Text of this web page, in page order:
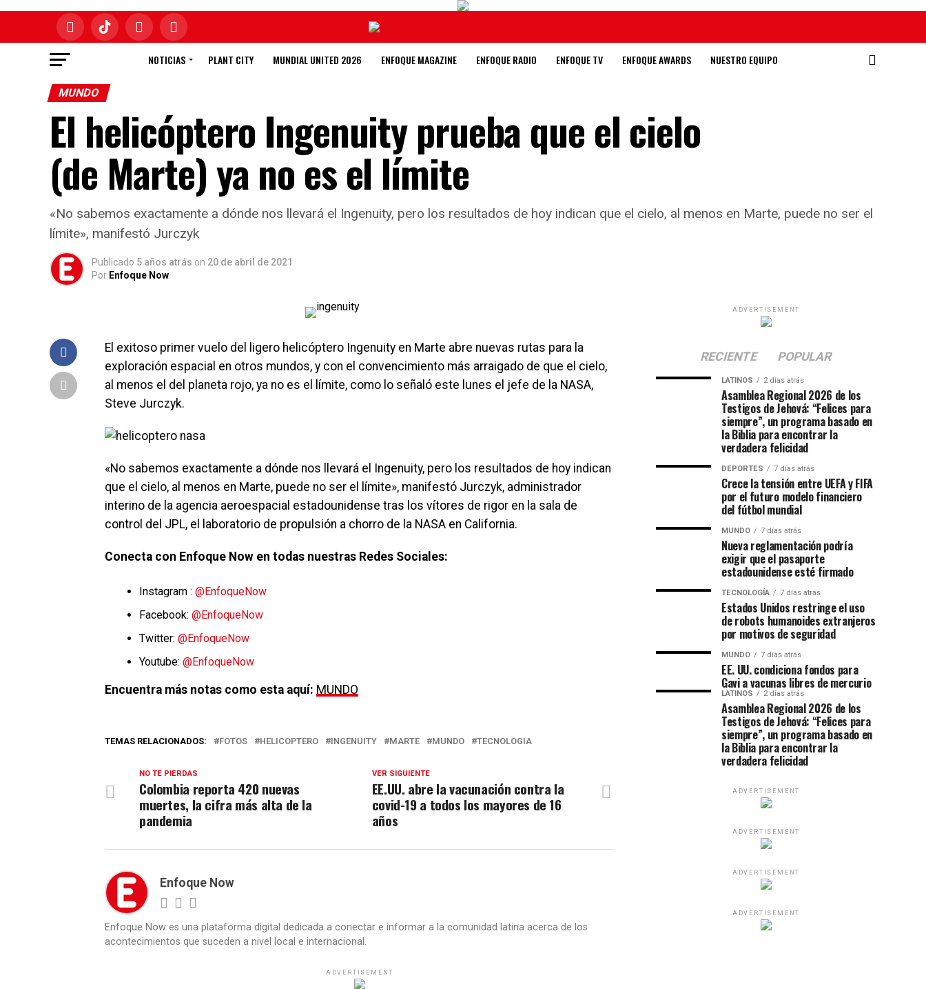
NOTICIAS PLANT CITY MUNDIAL UNITED 2026 ENFOQUE MAGAZINE ENFOQUE RADIO ENFOQUE TV ENFOQUE AWARDS NUESTRO EQUIPO
MUNDO
El helicóptero Ingenuity prueba que el cielo
(de Marte) ya no es el límite
«No sabemos exactamente a dónde nos llevará el Ingenuity, pero los resultados de hoy indican que el cielo, al menos en Marte, puede no ser el
límite», manifestó Jurczyk
Publicado 5 años atrás on 20 de abril de 2021
Por Enfoque Now
El exitoso primer vuelo del ligero helicóptero Ingenuity en Marte abre nuevas rutas para la
exploración espacial en otros mundos, y con el convencimiento más arraigado de que el cielo,
al menos el del planeta rojo, ya no es el límite, como lo señaló este lunes el jefe de la NASA,
Steve Jurczyk.
«No sabemos exactamente a dónde nos llevará el Ingenuity, pero los resultados de hoy indican
que el cielo, al menos en Marte, puede no ser el límite», manifestó Jurczyk, administrador
interino de la agencia aeroespacial estadounidense tras los vítores de rigor en la sala de
control del JPL, el laboratorio de propulsión a chorro de la NASA en California.
Conecta con Enfoque Now en todas nuestras Redes Sociales:
Instagram : @EnfoqueNow
Facebook: @EnfoqueNow
Twitter: @EnfoqueNow
Youtube: @EnfoqueNow
Encuentra más notas como esta aquí: MUNDO
TEMAS RELACIONADOS: FOTOS HELICOPTERO INGENUITY MARTE MUNDO TECNOLOGIA
VER SIGUIENTE
EE.UU. abre la vacunación contra la
covid-19 a todos los mayores de 16
años
NO TE PIERDAS
Colombia reporta 420 nuevas
muertes, la cifra más alta de la
pandemia
Enfoque Now
Enfoque Now es una plataforma digital dedicada a conectar e informar a la comunidad latina acerca de los
acontecimientos que suceden a nivel local e internacional.
ADVERTISEMENT
ADVERTISEMENT
RECIENTE POPULAR
LATINOS 2 días atrás
Asamblea Regional 2026 de los
Testigos de Jehová: “Felices para
siempre”, un programa basado en
la Biblia para encontrar la
verdadera felicidad
DEPORTES 7 días atrás
Crece la tensión entre UEFA y FIFA
por el futuro modelo financiero
del fútbol mundial
MUNDO 7 días atrás
Nueva reglamentación podría
exigir que el pasaporte
estadounidense esté firmado
TECNOLOGÍA 7 días atrás
Estados Unidos restringe el uso
de robots humanoides extranjeros
por motivos de seguridad
MUNDO 7 días atrás
EE. UU. condiciona fondos para
Gavi a vacunas libres de mercurio
LATINOS 2 días atrás
Asamblea Regional 2026 de los
Testigos de Jehová: “Felices para
siempre”, un programa basado en
la Biblia para encontrar la
verdadera felicidad
ADVERTISEMENT
ADVERTISEMENT
ADVERTISEMENT
ADVERTISEMENT